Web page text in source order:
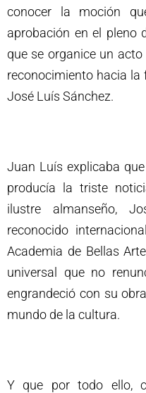
conocer la moción
aprobación en el pleno
que se organice un
reconocimiento hacia
José Luís Sánchez.
Juan Luís explicaba
producía la triste
ilustre almanseño,
reconocido
Academia de Bellas
universal que no
engrandeció con su
mundo de la cultura.
Y que por todo ello,